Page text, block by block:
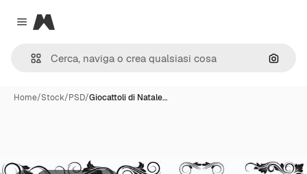
Close menu
Magnific
Cerca
Home/Stock/PSD/Giocattoli di Natale…